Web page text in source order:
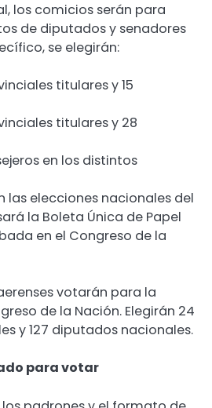
los comicios serán para
de diputados y senadores
se elegirán:
titulares y 15
titulares y 28
en los distintos
las elecciones nacionales del
la Boleta Única de Papel
en el Congreso de la
votarán para la
de la Nación. Elegirán 24
y 127 diputados nacionales.
para votar